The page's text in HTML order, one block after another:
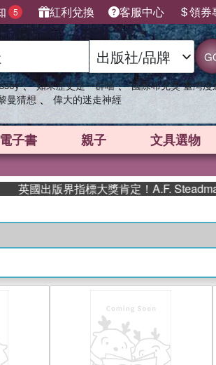
5 紅利兌換 客服中心 領券
、 如果歷史是一群喵 、 國際布克獎 臺灣漫
曼猜想 、 偉大的迷走神經
電子書 親子 文具選物
出版界指標大獎肯定！A.F. Steadman 獲